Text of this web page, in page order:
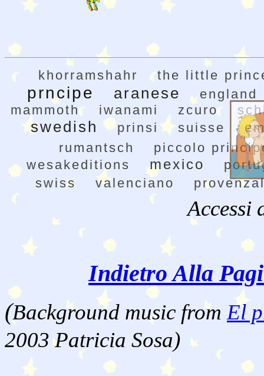
khorramshahr the little
prncipe aranese
england
mammoth
iwanami zcuro
swedish prinsi suisse
rumantsch
piccolo
wesakeditions
mexico
swiss
valenciano
Accessi
Indietro Alla
(Background music from El
2003 Patricia Sosa)